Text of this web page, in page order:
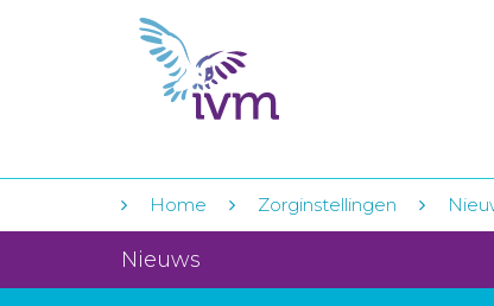
Home Zorginstellingen
Nieuws